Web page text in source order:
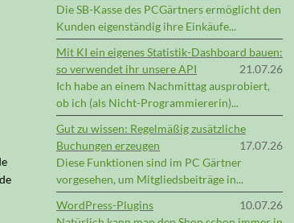
Die SB-Kasse des PCGärtners ermöglicht den
Kunden eigenständig ihre Einkäufe...
Mit KI ein eigenes Statistik-Dashboard bauen:
so verwendet ihr unsere API
21.07.26
Ich habe an einem Nachmittag ausprobiert,
ob ich (als Nicht-Programmiererin)...
Gut zu wissen: Regelmäßig zusätzliche
Buchungen erzeugen
17.07.26
Diese Funktionen sind im PC Gärtner
vorgesehen, um Mitgliedsbeiträge in...
WordPress-Plugins
10.07.26